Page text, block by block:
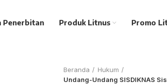
Penerbitan Produk Litnus Promo
Beranda
Hukum
Undang-Undang SISDIKNAS